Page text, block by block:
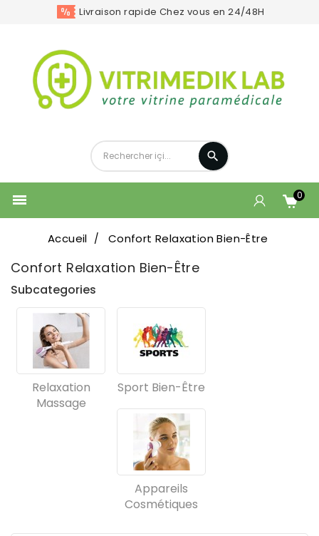
Livraison rapide Chez vous en 24/48H
 0
Accueil Confort Relaxation Bien-Être
Confort Relaxation Bien-Être
Subcategories
Relaxation
Massage
Sport Bien-Être
Appareils
Cosmétiques